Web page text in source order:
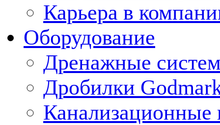
Карьера в
Оборудование
Дренажные
Дробилки
Канализационные